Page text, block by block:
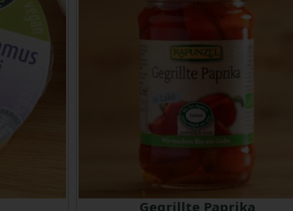
Gegrillte Paprika